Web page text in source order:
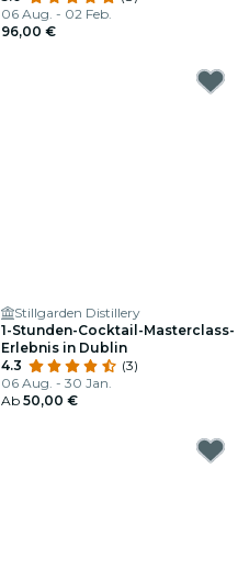
06 Aug. - 02 Feb.
96,00 €
Stillgarden Distillery
1-Stunden-Cocktail-Masterclass-
Erlebnis in Dublin
4.3
(3)
06 Aug. - 30 Jan.
Ab 50,00 €